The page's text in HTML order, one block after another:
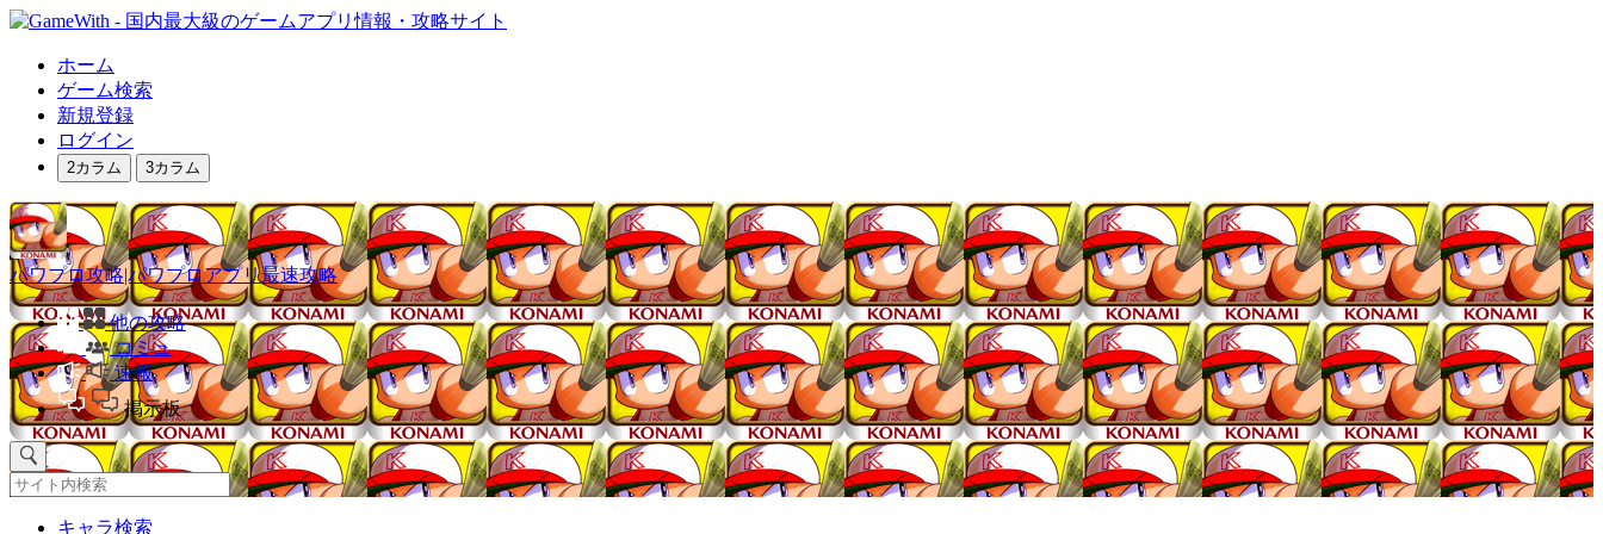
ホーム
ゲーム検索
新規登録
ログイン
2カラム 3カラム
パワプロ攻略|パワプロアプリ最速攻略
他の攻略
コミュ
速報
掲示板
キャラ検索